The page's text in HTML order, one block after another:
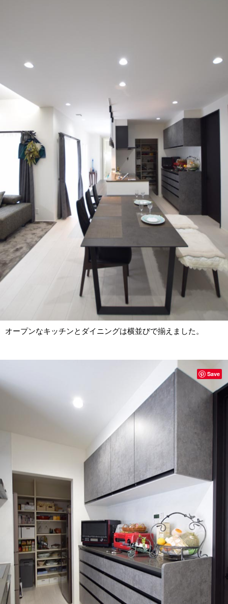
オープンなキッチンとダイニングは横並びで揃えました。
Save